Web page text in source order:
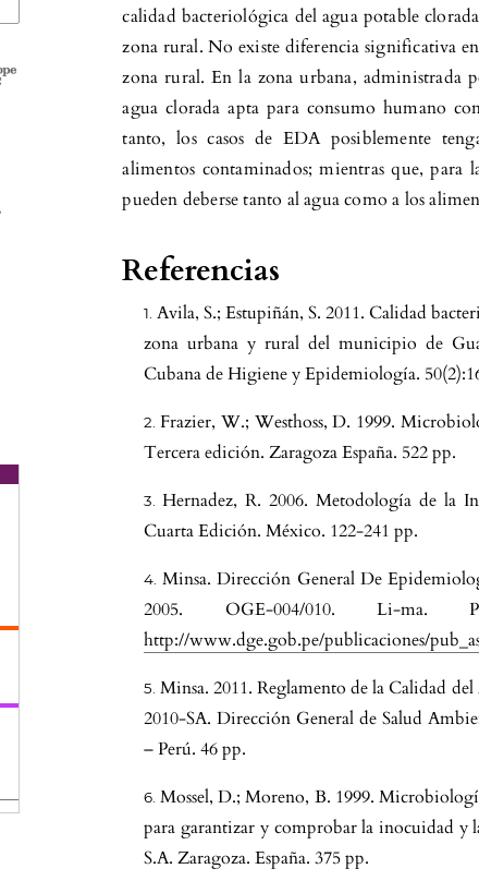
calidad bacteriológica del agua potable
zona rural. No existe diferencia significativa
zona rural. En la zona urbana, administrada
agua clorada apta para consumo humano
tanto, los casos de EDA posiblemente
alimentos contaminados; mientras que, para
pueden deberse tanto al agua como a los
Referencias
Avila, S.; Estupiñán, S. 2011. Calidad
zona urbana y rural del municipio de
Cubana de Higiene y Epidemiología.
Frazier, W.; Westhoss, D. 1999.
Tercera edición. Zaragoza España. 522 pp.
Hernadez, R. 2006. Metodología de la
Cuarta Edición. México. 122-241 pp.
Minsa. Dirección General De
2005. OGE-004/010. Li-ma.
http://www.dge.gob.pe/publicaciones/
Minsa. 2011. Reglamento de la Calidad
2010-SA. Dirección General de Salud
– Perú. 46 pp.
Mossel, D.; Moreno, B. 1999.
para garantizar y comprobar la inocuidad
S.A. Zaragoza. España. 375 pp.